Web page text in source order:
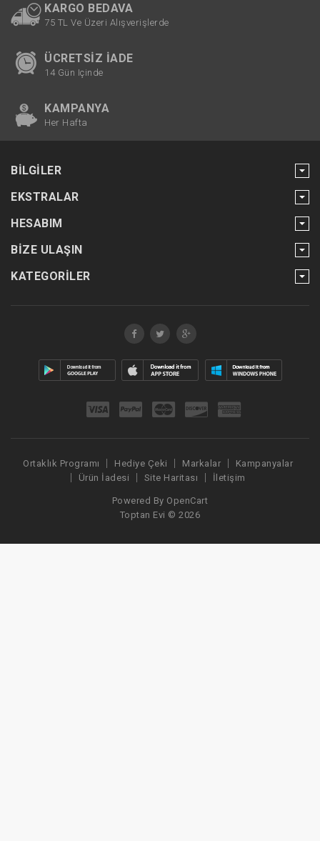
KARGO BEDAVA
75 TL Ve Üzeri Alışverişlerde
ÜCRETSIZ İADE
14 Gün Içinde
KAMPANYA
Her Hafta
BILGILER
EKSTRALAR
HESABIM
BIZE ULAŞIN
KATEGORILER
Ortaklık Programı Hediye Çeki Markalar
Kampanyalar
Ürün İadesi
Site Haritası İletişim
Powered By OpenCart
Toptan Evi © 2026